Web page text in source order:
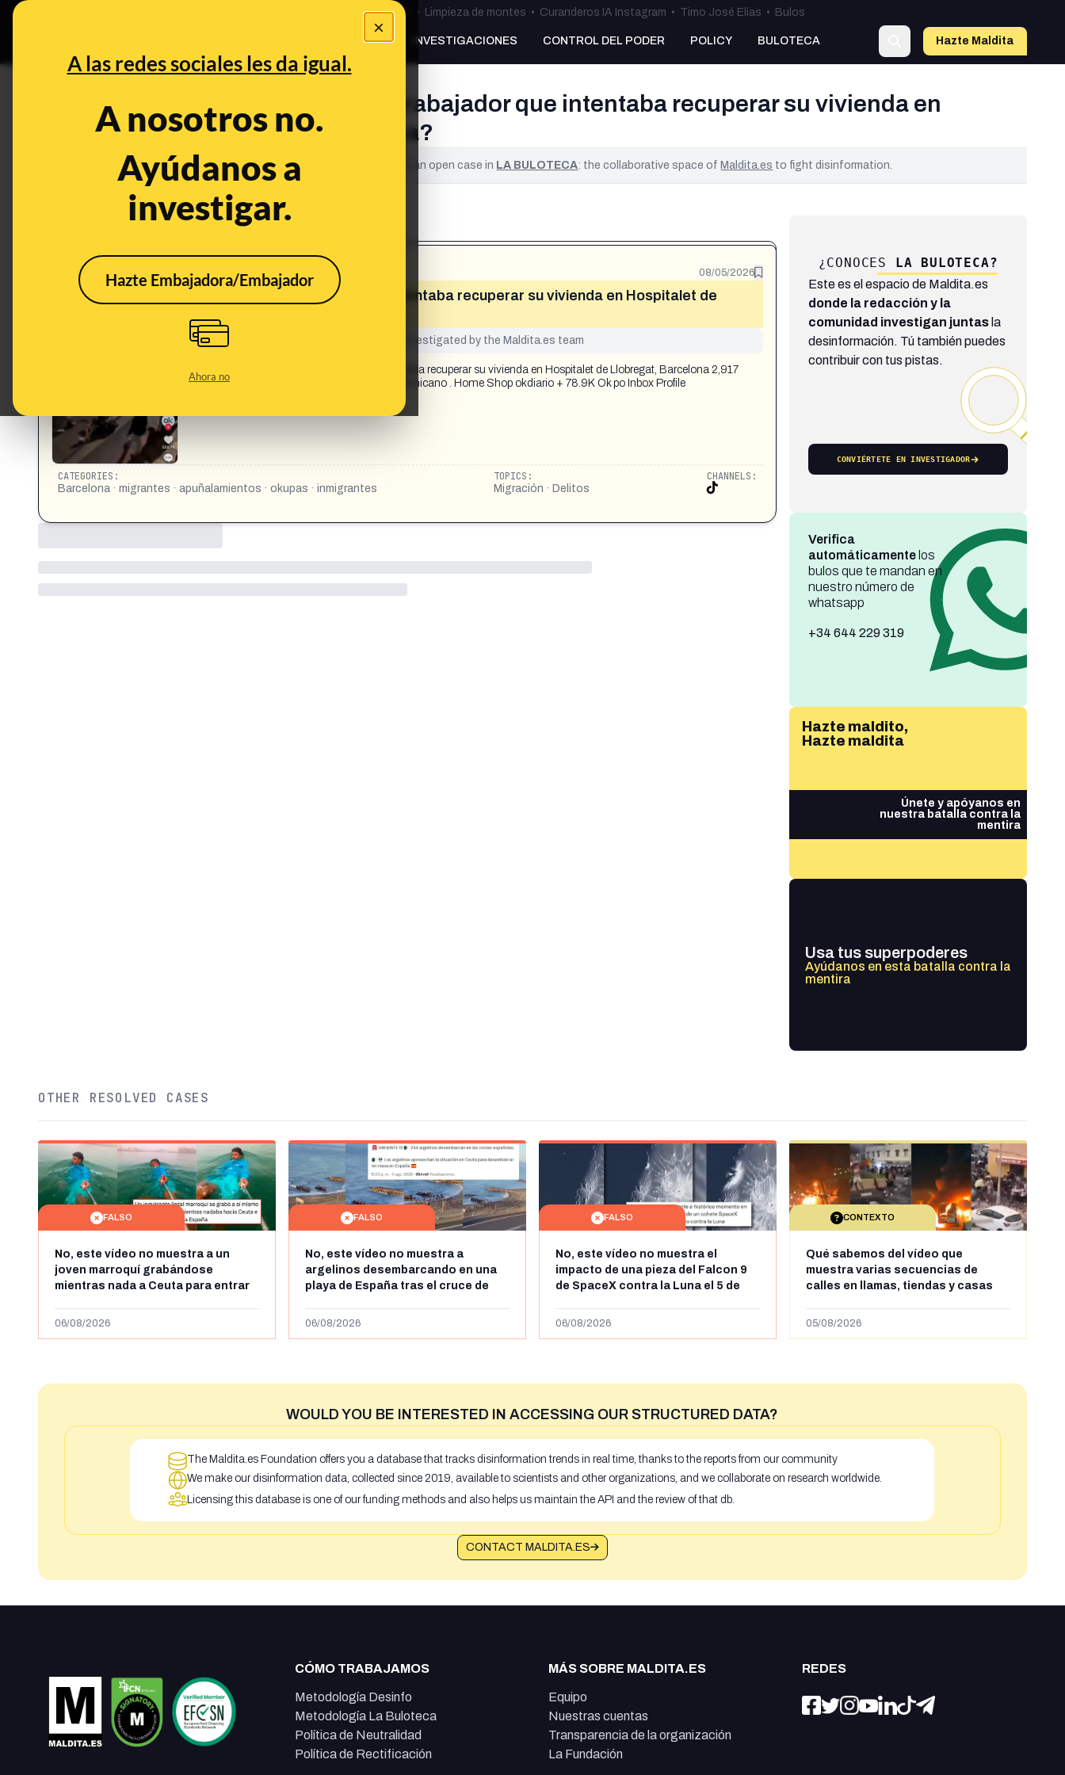
×
A las redes sociales les da igual.
A nosotros no.
Ayúdanos a
investigar.
Hazte Embajadora/Embajador
Ahora no
Bulos Ceuta • Limpieza de montes • Curanderos IA Instagram • Timo José Elías • Bulos
PREBUNKING INVESTIGACIONES CONTROL DEL PODER POLICY BULOTECA Hazte Maldita
¿Okupas domicanos apuñalan a trabajador que intentaba recuperar su vivienda en
Hospitalet de Llobregat, Barcelona?
This content has NOT yet been verified. It is an open case in LA BULOTECA: the collaborative space ofMaldita.es to fight disinformation.
What's being said: 08/05/2026
«Okupas domicanos apuñalan a trabajador que intentaba recuperar su vivienda en Hospitalet de
This content has not yet been investigated by the Maldita.es team
TIKTOK: Unos okupas domicanos apuñalan a un trabajador que intentaba recuperar su vivienda en Hospitalet de Llobregat, Barcelona 2,917
27.5K tRepost to followers OKDIARIO Search ⚫ hospitalet llobregat dominicano . Home Shop okdiario + 78.9K Ok po Inbox Profile
CATEGORIES:
Barcelona · migrantes · apuñalamientos · okupas · inmigrantes
TOPICS:
Migración · Delitos
CHANNELS:
¿CONOCES LA BULOTECA?
Este es el espacio de Maldita.es
donde la redacción y la
comunidad investigan juntasla
desinformación. Tú también puedes
contribuir con tus pistas.
CONVIÉRTETE EN INVESTIGADOR
Verifica
automáticamentelos
bulos que te mandan en
nuestro número de
whatsapp
+34 644 229 319
Hazte maldito,
Hazte maldita
Únete y apóyanos en
nuestra batalla contra la
mentira
Usa tus superpoderes
Ayúdanos en esta batalla contra la
mentira
OTHER RESOLVED CASES
FALSO
No, este vídeo no muestra a un
joven marroquí grabándose
mientras nada a Ceuta para entrar
más de 450km de Ceuta y el autor lo
06/08/2026
FALSO
No, este vídeo no muestra a
argelinos desembarcando en una
playa de España tras el cruce de
de julio de 2026: son imágenes de
06/08/2026
FALSO
No, este vídeo no muestra el
impacto de una pieza del Falcon 9
de SpaceX contra la Luna el 5 de
menos abril de 2026
06/08/2026
CONTEXTO
Qué sabemos del vídeo que
muestra varias secuencias de
calles en llamas, tiendas y casas
supuestamente en España tras la
05/08/2026
WOULD YOU BE INTERESTED IN ACCESSING OUR STRUCTURED DATA?
The Maldita.es Foundation offers you a database that tracks disinformation trends in real time, thanks to the reports from our community
We make our disinformation data, collected since 2019, available to scientists and other organizations, and we collaborate on research worldwide.
Licensing this database is one of our funding methods and also helps us maintain the API and the review of that db.
CONTACT MALDITA.ES
CÓMO TRABAJAMOS
Metodología Desinfo
Metodología La Buloteca
Política de Neutralidad
Política de Rectificación
MÁS SOBRE MALDITA.ES
Equipo
Nuestras cuentas
Transparencia de la organización
La Fundación
REDES